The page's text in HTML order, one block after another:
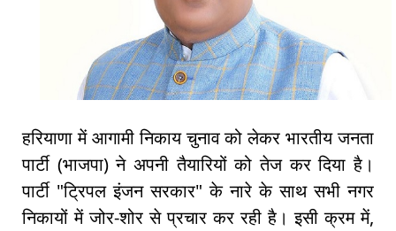
हरियाणा में आगामी निकाय चुनाव को लेकर भारतीय जनता
पार्टी (भाजपा) ने अपनी तैयारियों को तेज कर दिया है।
पार्टी "ट्रिपल इंजन सरकार" के नारे के साथ सभी नगर
निकायों में जोर-शोर से प्रचार कर रही है। इसी क्रम में,